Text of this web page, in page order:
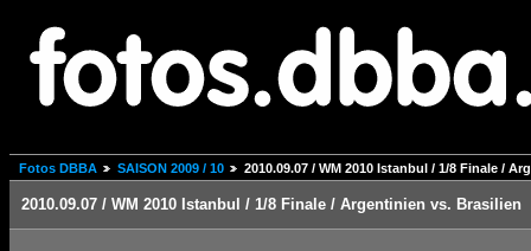
Fotos DBBA SAISON 2009 / 10 2010.09.07 / WM 2010 Istanbul / 1/8 Finale /
2010.09.07 / WM 2010 Istanbul / 1/8 Finale / Argentinien vs. Brasilien